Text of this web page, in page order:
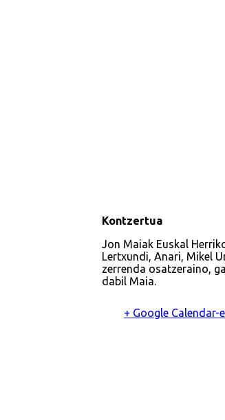
Kontzertua
Jon Maiak Euskal
Lertxundi, Anari, Mikel
zerrenda osatzeraino,
dabil Maia.
+ Google Calendar-